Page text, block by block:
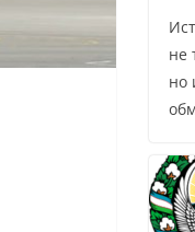
не
но